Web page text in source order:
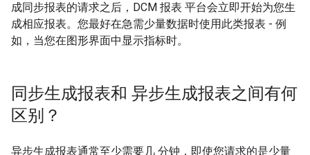
成同步报表的请求之后，DCM 报表 平台会立即开始为您生
成相应报表。您最好在急需少量数据时使用此类报表 - 例
如，当您在图形界面中显示指标时。
同步生成报表和 异步生成报表之间有何
区别？
异步生成报表通常至少需要几 分钟，即使您请求的是少量